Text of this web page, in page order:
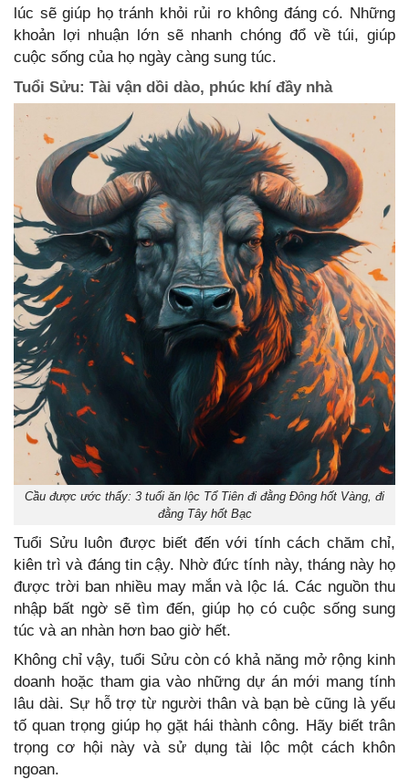
lúc sẽ giúp họ tránh khỏi rủi ro không đáng có. Những
khoản lợi nhuận lớn sẽ nhanh chóng đổ về túi, giúp
cuộc sống của họ ngày càng sung túc.
Tuổi Sửu: Tài vận dồi dào, phúc khí đầy nhà
Cầu được ước thấy: 3 tuổi ăn lộc Tổ Tiên đi đằng Đông hốt Vàng, đi
đằng Tây hốt Bạc
Tuổi Sửu luôn được biết đến với tính cách chăm chỉ,
kiên trì và đáng tin cậy. Nhờ đức tính này, tháng này họ
được trời ban nhiều may mắn và lộc lá. Các nguồn thu
nhập bất ngờ sẽ tìm đến, giúp họ có cuộc sống sung
túc và an nhàn hơn bao giờ hết.
Không chỉ vậy, tuổi Sửu còn có khả năng mở rộng kinh
doanh hoặc tham gia vào những dự án mới mang tính
lâu dài. Sự hỗ trợ từ người thân và bạn bè cũng là yếu
tố quan trọng giúp họ gặt hái thành công. Hãy biết trân
trọng cơ hội này và sử dụng tài lộc một cách khôn
ngoan.